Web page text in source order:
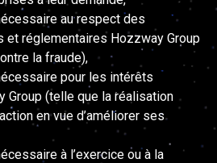
au respect des
et réglementaires Hozzway Group
la fraude),
pour les intérêts
Group (telle que la réalisation
en vue d’améliorer ses
à l’exercice ou à la